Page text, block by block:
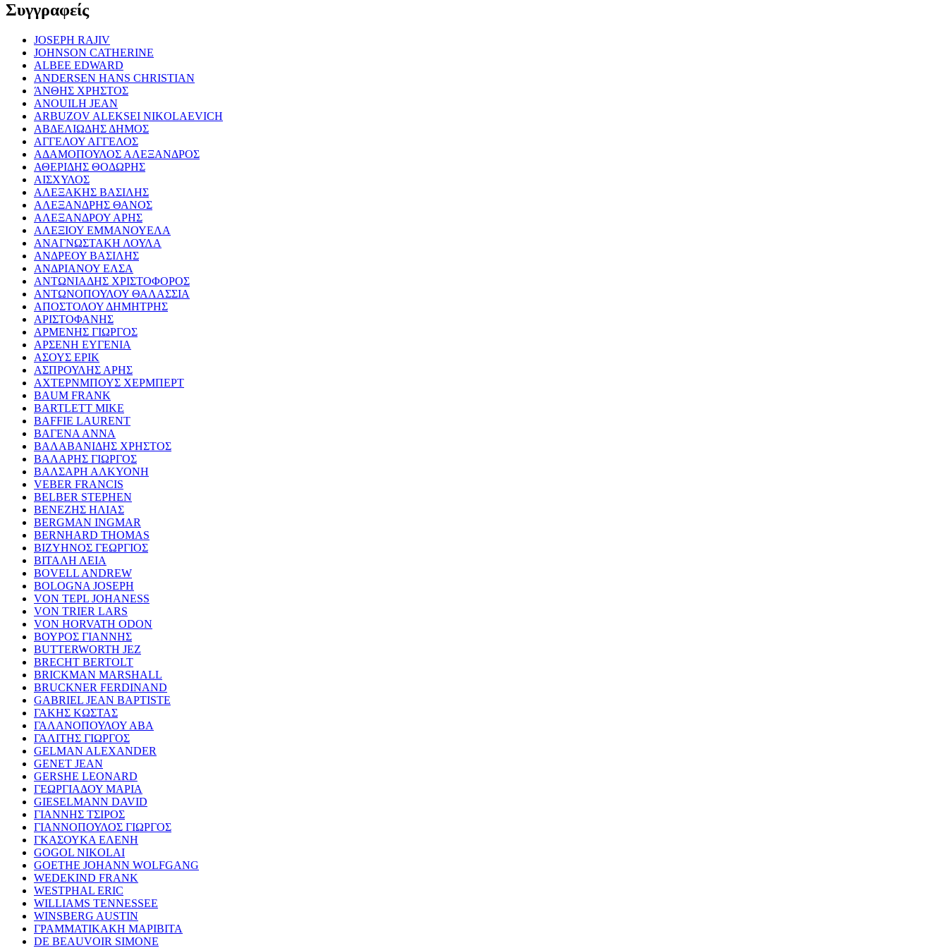
Συγγραφείς
JOSEPH RAJIV
JOHNSON CATHERINE
ALBEE EDWARD
ANDERSEN HANS CHRISTIAN
ΆΝΘΗΣ ΧΡΗΣΤΟΣ
ANOUILH JEAN
ARBUZOV ALEKSEI NIKOLAEVICH
ΑΒΔΕΛΙΩΔΗΣ ΔΗΜΟΣ
ΑΓΓΕΛΟΥ ΑΓΓΕΛΟΣ
ΑΔΑΜΟΠΟΥΛΟΣ ΑΛΕΞΑΝΔΡΟΣ
ΑΘΕΡΙΔΗΣ ΘΟΔΩΡΗΣ
ΑΙΣΧΥΛΟΣ
ΑΛΕΞΑΚΗΣ ΒΑΣΙΛΗΣ
ΑΛΕΞΑΝΔΡΗΣ ΘΑΝΟΣ
ΑΛΕΞΑΝΔΡΟΥ ΑΡΗΣ
ΑΛΕΞΙΟΥ ΕΜΜΑΝΟΥΕΛΑ
ΑΝΑΓΝΩΣΤΑΚΗ ΛΟΥΛΑ
ΑΝΔΡΕΟΥ ΒΑΣΙΛΗΣ
ΑΝΔΡΙΑΝΟΥ ΕΛΣΑ
ΑΝΤΩΝΙΑΔΗΣ ΧΡΙΣΤΟΦΟΡΟΣ
ΑΝΤΩΝΟΠΟΥΛΟΥ ΘΑΛΑΣΣΙΑ
ΑΠΟΣΤΟΛΟΥ ΔΗΜΗΤΡΗΣ
ΑΡΙΣΤΟΦΑΝΗΣ
ΑΡΜΕΝΗΣ ΓΙΩΡΓΟΣ
ΑΡΣΕΝΗ ΕΥΓΕΝΙΑ
ΑΣΟΥΣ ΕΡΙΚ
ΑΣΠΡΟΥΛΗΣ ΑΡΗΣ
ΑΧΤΕΡΝΜΠΟΥΣ ΧΕΡΜΠΕΡΤ
BAUM FRANK
BARTLETT MIKE
BAFFIE LAURENT
ΒΑΓΕΝΑ ΑΝΝΑ
ΒΑΛΑΒΑΝΙΔΗΣ ΧΡΗΣΤΟΣ
ΒΑΛΑΡΗΣ ΓΙΩΡΓΟΣ
ΒΑΛΣΑΡΗ ΑΛΚΥΟΝΗ
VEBER FRANCIS
BELBER STEPHEN
ΒΕΝΕΖΗΣ ΗΛΙΑΣ
BERGMAN INGMAR
BERNHARD THOMAS
ΒΙΖΥΗΝΟΣ ΓΕΩΡΓΙΟΣ
ΒΙΤΑΛΗ ΛΕΙΑ
BOVELL ANDREW
BOLOGNA JOSEPH
VON TEPL JOHANESS
VON TRIER LARS
VON HORVATH ODON
ΒΟΥΡΟΣ ΓΙΑΝΝΗΣ
BUTTERWORTH JEZ
BRECHT BERTOLT
BRICKMAN MARSHALL
BRUCKNER FERDINAND
GABRIEL JEAN BAPTISTE
ΓΑΚΗΣ ΚΩΣΤΑΣ
ΓΑΛΑΝΟΠΟΥΛΟΥ ΑΒΑ
ΓΑΛΙΤΗΣ ΓΙΩΡΓΟΣ
GELMAN ALEXANDER
GENET JEAN
GERSHE LEONARD
ΓΕΩΡΓΙΑΔΟΥ ΜΑΡΙΑ
GIESELMANN DAVID
ΓΙΑΝΝΗΣ ΤΣΙΡΟΣ
ΓΙΑΝΝΟΠΟΥΛΟΣ ΓΙΩΡΓΟΣ
ΓΚΑΣΟΥΚΑ ΕΛΕΝΗ
GOGOL NIKOLAI
GOETHE JOHANN WOLFGANG
WEDEKIND FRANK
WESTPHAL ERIC
WILLIAMS TENNESSEE
WINSBERG AUSTIN
ΓΡΑΜΜΑΤΙΚΑΚΗ ΜΑΡΙΒΙΤΑ
DE BEAUVOIR SIMONE